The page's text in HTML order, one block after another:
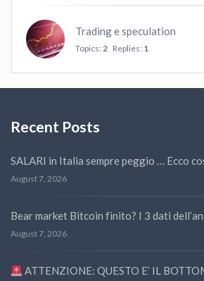
Trading e speculation
Topics: 2 Replies: 1
Recent Posts
SALARI in Italia sempre peggio … Ecco
August 7, 2026
Bear market Bitcoin finito? I 3 dati
August 7, 2026
ATTENZIONE: QUESTO E’ IL